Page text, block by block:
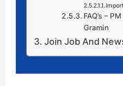
FAQ’s –
Gramin
Join Job And